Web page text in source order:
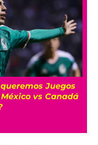
Juegos
vs Canadá